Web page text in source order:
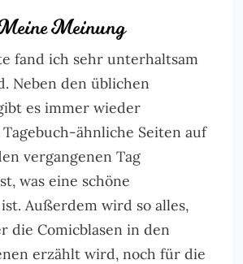
Meinung
fand ich sehr unterhaltsam
Neben den üblichen
es immer wieder
ähnliche Seiten auf
vergangenen Tag
was eine schöne
Außerdem wird so alles,
die Comicblasen in den
erzählt wird, noch für die